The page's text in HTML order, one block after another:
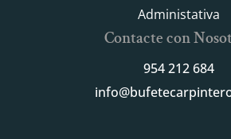
Administativa
Contacte con
954 212 684